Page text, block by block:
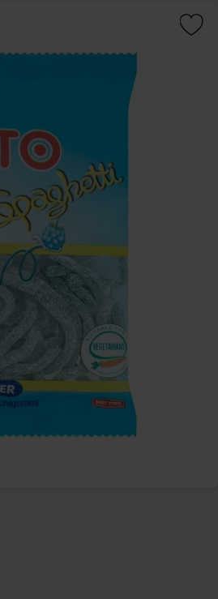
Mega Double Lolly 36st
379.90 kr